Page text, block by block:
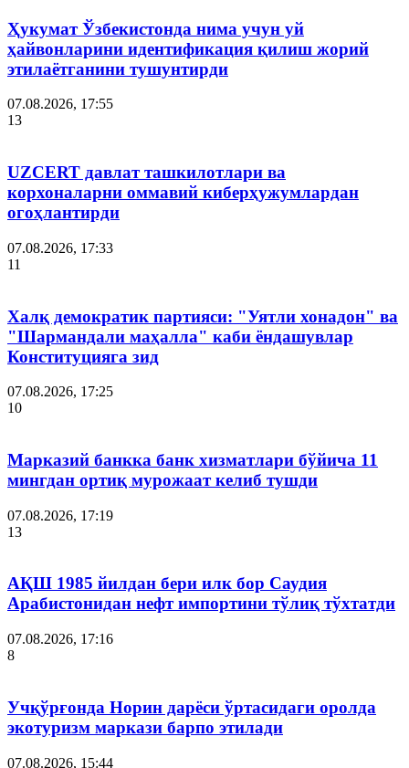
Ҳукумат Ўзбекистонда нима учун уй
ҳайвонларини идентификация қилиш жорий
этилаётганини тушунтирди
07.08.2026, 17:55
13
UZCERT давлат ташкилотлари ва
корхоналарни оммавий киберҳужумлардан
огоҳлантирди
07.08.2026, 17:33
11
Халқ демократик партияси: "Уятли хонадон" ва
"Шармандали маҳалла" каби ёндашувлар
Конституцияга зид
07.08.2026, 17:25
10
Марказий банкка банк хизматлари бўйича 11
мингдан ортиқ мурожаат келиб тушди
07.08.2026, 17:19
13
АҚШ 1985 йилдан бери илк бор Саудия
Арабистонидан нефт импортини тўлиқ тўхтатди
07.08.2026, 17:16
8
Учқўрғонда Норин дарёси ўртасидаги оролда
экотуризм маркази барпо этилади
07.08.2026, 15:44